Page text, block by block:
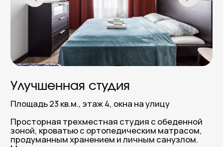
снова. И к нам — тоже!
Честные слова гостей, которые нам доверились